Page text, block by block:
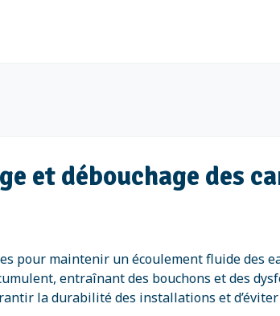
et débouchage des
pour maintenir un écoulement fluide des
entraînant des bouchons et des
la durabilité des installations et d’éviter